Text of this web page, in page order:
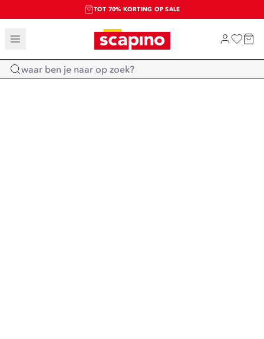
TOT 70% KORTING OP SALE
SALE: LAATSTE KANS!
SHOP NIEUW
Home